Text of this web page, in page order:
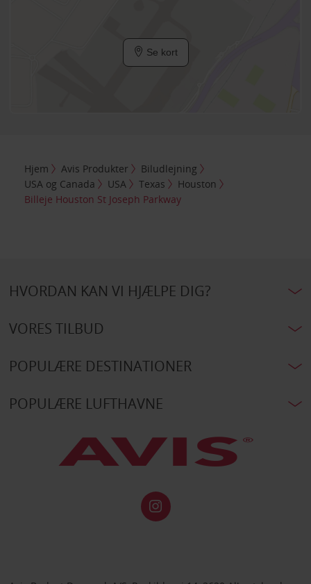
Se kort
Hjem Avis Produkter
Biludlejning
USA og Canada
USA Texas
Houston
Billeje Houston St Joseph Parkway
HVORDAN KAN VI HJÆLPE DIG?
VORES TILBUD
POPULÆRE DESTINATIONER
POPULÆRE LUFTHAVNE